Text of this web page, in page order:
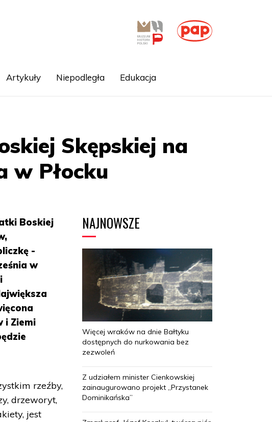
Artykuły Niepodległa Edukacja
Skępskiej na
w Płocku
Boskiej
-
w
i Ziemi
rzeźby,
drzeworyt,
jest
NAJNOWSZE
Więcej wraków na dnie Bałtyku
dostępnych do nurkowania bez
zezwoleń
Z udziałem minister Cienkowskiej
zainaugurowano projekt „Przystanek
Dominikańska”